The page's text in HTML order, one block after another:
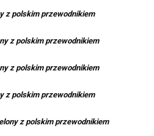
z polskim przewodnikiem
z polskim przewodnikiem
z polskim przewodnikiem
z polskim przewodnikiem
z polskim przewodnikiem